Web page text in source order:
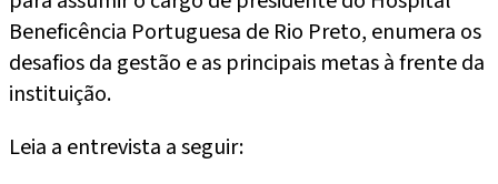
Beneficência Portuguesa de Rio Preto, enumera os
desafios da gestão e as principais metas à frente da
instituição.
Leia a entrevista a seguir: